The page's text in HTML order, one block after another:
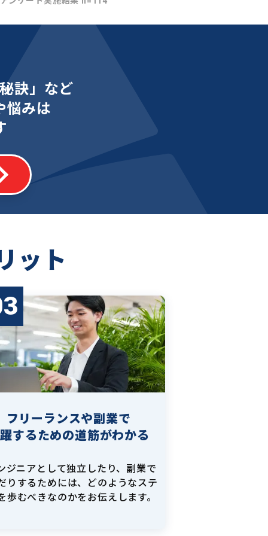
訣」など
悩みは
ット
フリーランスや副業で
するための道筋がわかる
ジニアとして独立したり、副業で
りするためには、どのようなステ
歩むべきなのかをお伝えします。